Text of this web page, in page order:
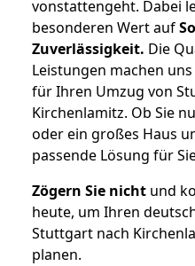
vonstattengeht. Dabei
besonderen Wert auf
Zuverlässigkeit. Die
Leistungen machen
für Ihren Umzug von
Kirchenlamitz. Ob Sie
oder ein großes Haus
passende Lösung für
Zögern Sie nicht und
heute, um Ihren
Stuttgart nach
planen.